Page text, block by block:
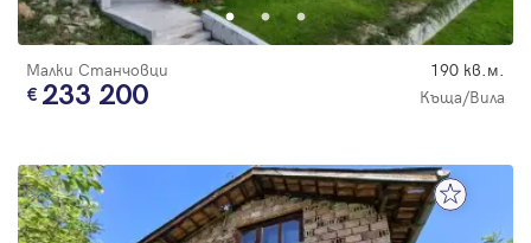
Малки Станчовци 190 кв.м.
233 200 Къща/Вила